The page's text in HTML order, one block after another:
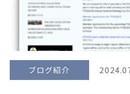
ブログ紹介